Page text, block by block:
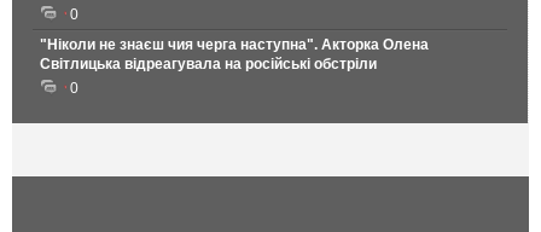
0
"Ніколи не знаєш чия черга наступна". Акторка Олена
Світлицька відреагувала на російські обстріли
0